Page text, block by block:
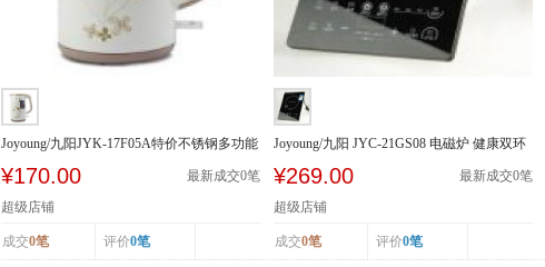
Joyoung/九阳JYK-17F05A特价不锈钢多功能
¥170.00 最新成交0笔
超级店铺
成交0笔 评价0笔
Joyoung/九阳 JYC-21GS08 电磁炉 健康双环
¥269.00 最新成交0笔
超级店铺
成交0笔 评价0笔